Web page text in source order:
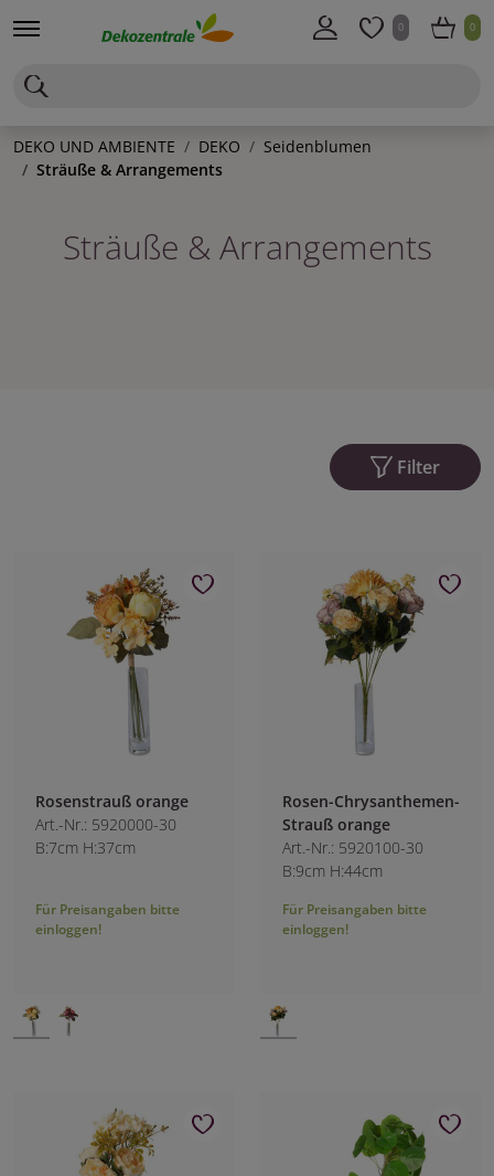
0 0
DEKO UND AMBIENTE DEKO
Seidenblumen
Sträuße & Arrangements
Sträuße & Arrangements
Filter
Rosenstrauß orange
Art.-Nr.: 5920000-30
B:7cm H:37cm
Für Preisangaben bitte
einloggen!
Rosen-Chrysanthemen-
Strauß orange
Art.-Nr.: 5920100-30
B:9cm H:44cm
Für Preisangaben bitte
einloggen!